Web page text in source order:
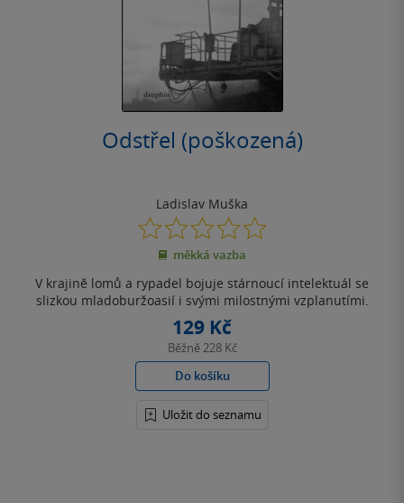
Odstřel (poškozená)
Ladislav Muška
0.0
z
5
měkká vazba
V krajině lomů a rypadel bojuje stárnoucí intelektuál se
slizkou mladoburžoasií i svými milostnými vzplanutími.
129 Kč
Běžně228 Kč
Do košíku
Uložit do seznamu